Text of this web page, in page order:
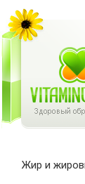
Жир и